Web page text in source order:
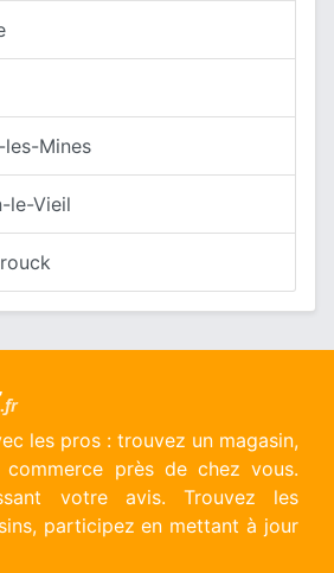
les-Mines
le-Vieil
.fr
les pros : trouvez un magasin,
commerce près de chez vous.
votre avis. Trouvez les
participez en mettant à jour